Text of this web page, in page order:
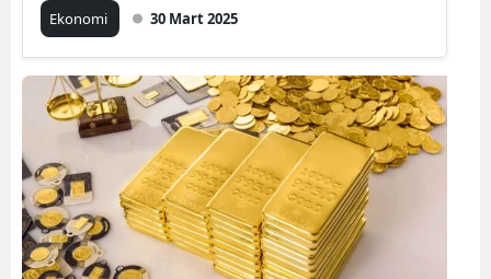
Ekonomi 30 Mart 2025